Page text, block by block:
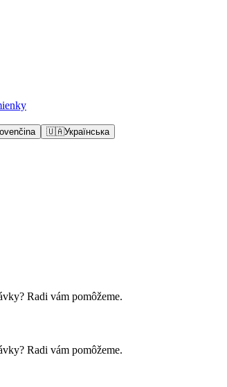
🇺🇦Українська
Radi vám pomôžeme.
Radi vám pomôžeme.